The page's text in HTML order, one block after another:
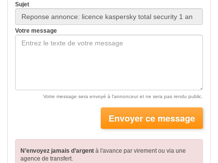
Sujet
Votre message
Votre message sera envoyé à l'annonceur et ne sera pas rendu public.
Envoyer ce message
N’envoyez jamais d’argent à l'avance par virementou via une
agence de transfert.